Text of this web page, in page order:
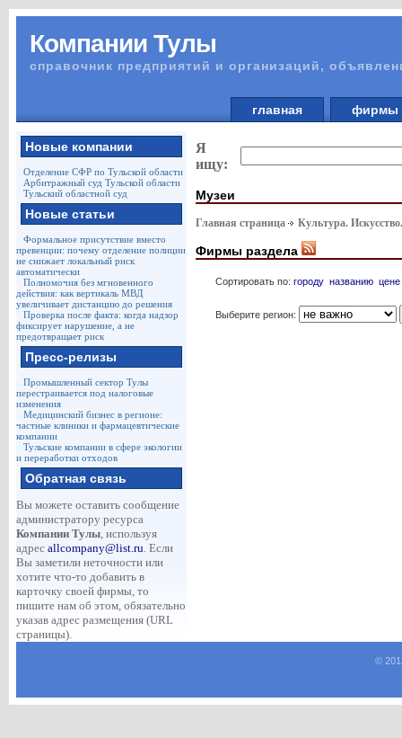
Компании Тулы
справочник предприятий и организаций,
главная
Новые компании
Отделение СФР по Тульской области
Арбитражный суд Тульской области
Тульский областной суд
Новые статьи
Формальное присутствие вместо
превенции: почему отделение полиции
не снижает локальный риск
автоматически
Полномочия без мгновенного
действия: как вертикаль МВД
увеличивает дистанцию до решения
Проверка после факта: когда надзор
фиксирует нарушение, а не
предотвращает риск
Пресс-релизы
Промышленный сектор Тулы
перестраивается под налоговые
изменения
Медицинский бизнес в регионе:
частные клиники и фармацевтические
компании
Тульские компании в сфере экологии
и переработки отходов
Обратная связь
Вы можете оставить сообщение
администратору ресурса
Компании Тулы, используя
адрес allcompany@list.ru. Если
Вы заметили неточности или
хотите что-то добавить в
карточку своей фирмы, то
пишите нам об этом, обязательно
указав адрес размещения (URL
страницы).
Я
ищу:
Музеи
Главная страница Культура.
Фирмы раздела
Сортировать по: городу названию цене
Выберите регион:
©